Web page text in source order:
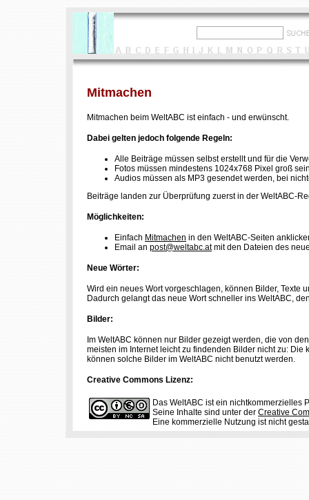
Mitmachen
Mitmachen beim WeltABC ist einfach - und erwünscht.
Dabei gelten jedoch folgende Regeln:
Alle Beiträge müssen selbst erstellt und für die
Fotos müssen mindestens 1024x768 Pixel groß
Audios müssen als MP3 gesendet werden, bei
Beiträge landen zur Überprüfung zuerst in der WeltABC-
Möglichkeiten:
Einfach Mitmachen in den WeltABC-Seiten
Email an post@weltabc.atmit den Dateien des
Neue Wörter:
Wird ein neues Wort vorgeschlagen, können Bilder, Texte
Dadurch gelangt das neue Wort schneller ins WeltABC,
Bilder:
Im WeltABC können nur Bilder gezeigt werden, die von
meisten im Internet leicht zu findenden Bilder nicht zu:
können solche Bilder im WeltABC nicht benutzt werden.
Creative Commons Lizenz:
Das WeltABC ist ein nichtkommerzielles
Seine Inhalte sind unter der Creative
Eine kommerzielle Nutzung ist nicht